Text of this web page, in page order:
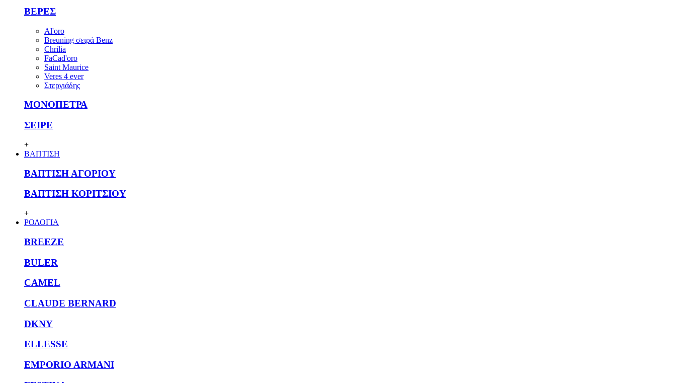
ΒΕΡΕΣ
Al'oro
Breuning σειρά Benz
Chrilia
FaCad'oro
Saint Maurice
Veres 4 ever
Στεργιάδης
ΜΟΝΟΠΕΤΡΑ
ΣΕΙΡΕ
+
ΒΑΠΤΙΣΗ
ΒΑΠΤΙΣΗ ΑΓΟΡΙΟΥ
ΒΑΠΤΙΣΗ ΚΟΡΙΤΣΙΟΥ
+
ΡΟΛΟΓΙΑ
BREEZE
BULER
CAMEL
CLAUDE BERNARD
DKNY
ELLESSE
EMPORIO ARMANI